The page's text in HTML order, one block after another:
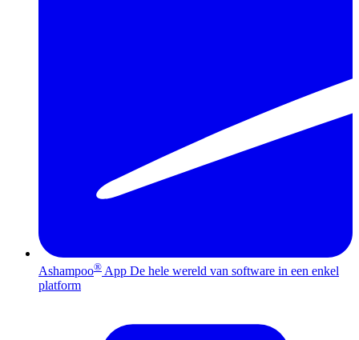
Ashampoo® App De hele wereld van software in een enkel
platform